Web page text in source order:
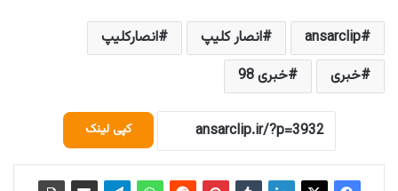
ansarclip انصار کلیپ
انصارکلیپ
خبری
خبری 98
کپی لینک